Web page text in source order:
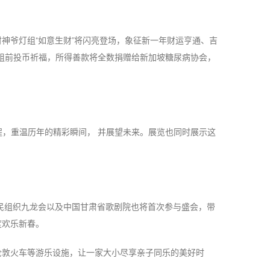
爷灯组“如意生财”将闪亮登场，象征新一年财运亨通、吉
投币祈福，所得善款将全数捐赠给新加坡糖尿病协会，
重温历年的精彩瞬间， 并展望未来。展览也同时展示这
织九龙会以及中国甘肃省歌剧院也将首次参与盛会，带
欢乐新春。
火车等游乐设施，让一家大小尽享亲子同乐的美好时